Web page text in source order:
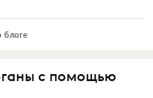
блоге
c помощью